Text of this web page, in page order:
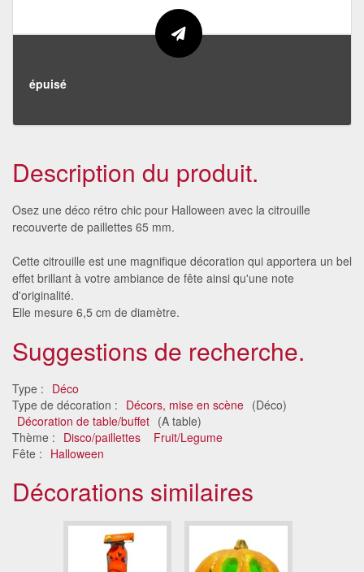
épuisé
Description du produit.
Osez une déco rétro chic pour Halloween avec la citrouille
recouverte de paillettes 65 mm.
Cette citrouille est une magnifique décoration qui apportera un bel
effet brillant à votre ambiance de fête ainsi qu'une note
d'originalité.
Elle mesure 6,5 cm de diamètre.
Suggestions de recherche.
Type : Déco
Type de décoration : Décors, mise en scène (Déco)
Décoration de table/buffet (A table)
Thème : Disco/paillettes
Fruit/Legume
Fête : Halloween
Décorations similaires